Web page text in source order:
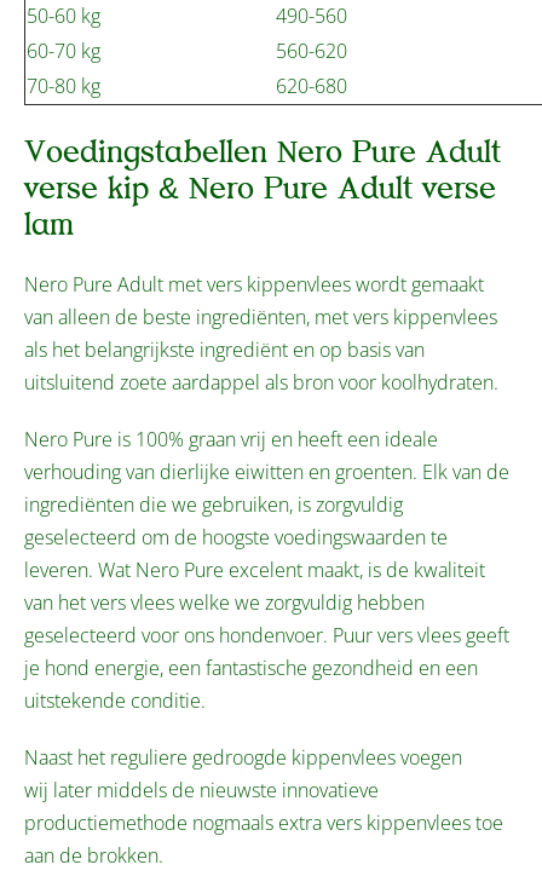
50-60 kg
490-560
60-70 kg
560-620
70-80 kg
620-680
Voedingstabellen Nero Pure Adult
verse kip & Nero Pure Adult verse
lam
Nero Pure Adult met vers kippenvlees wordt gemaakt
van alleen de beste ingrediënten, met vers kippenvlees
als het belangrijkste ingrediënt en op basis van
uitsluitend zoete aardappel als bron voor koolhydraten.
Nero Pure is 100% graan vrij en heeft een ideale
verhouding van dierlijke eiwitten en groenten. Elk van de
ingrediënten die we gebruiken, is zorgvuldig
geselecteerd om de hoogste voedingswaarden te
leveren. Wat Nero Pure excelent maakt, is de kwaliteit
van het vers vlees welke we zorgvuldig hebben
geselecteerd voor ons hondenvoer. Puur vers vlees geeft
je hond energie, een fantastische gezondheid en een
uitstekende conditie.
Naast het reguliere gedroogde kippenvlees voegen
wij later middels de nieuwste innovatieve
productiemethode nogmaals extra vers kippenvlees toe
aan de brokken.